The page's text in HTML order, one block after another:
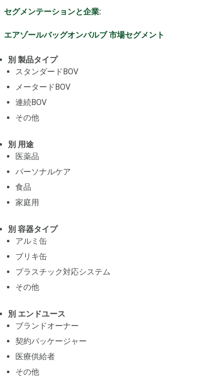
セグメンテーションと企業:
エアゾールバッグオンバルブ 市場セグメント
別 製品タイプ
スタンダードBOV
メータードBOV
連続BOV
その他
別 用途
医薬品
パーソナルケア
食品
家庭用
別 容器タイプ
アルミ缶
ブリキ缶
プラスチック対応システム
その他
別 エンドユース
ブランドオーナー
契約パッケージャー
医療供給者
その他